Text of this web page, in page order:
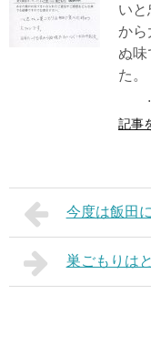
い
から
ぬ味
記事
今度は飯田
巣ごもりは